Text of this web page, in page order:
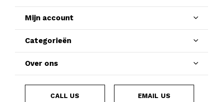
Mijn account
Categorieën
Over ons
CALL US EMAIL US